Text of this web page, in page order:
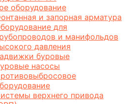
оборудование
и запорная арматура
для
и манифольдов
давления
буровые
насосы
верхнего привода